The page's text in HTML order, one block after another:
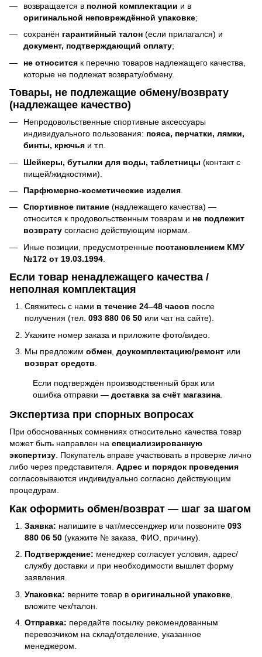
возвращается в полной комплектации и в
оригинальной неповреждённой упаковке;
сохранён гарантийный талон (если прилагался) и
документ, подтверждающий оплату;
не относится к перечню товаров надлежащего качества,
которые не подлежат возврату/обмену.
Товары, не подлежащие обмену/возврату
(надлежащее качество)
Непродовольственные спортивные аксессуары
индивидуального пользования: пояса, перчатки, лямки,
бинты, крючья и т.п.
Шейкеры, бутылки для воды, таблетницы (контакт с
пищей/жидкостями).
Парфюмерно-косметические изделия
Спортивное питание (надлежащего качества) —
относится к продовольственным товарам и не подлежит
возврату согласно действующим нормам.
Иные позиции, предусмотренные постановлением КМУ
№172 от 19.03.1994
Если товар ненадлежащего качества /
неполная комплектация
Свяжитесь с нами в течение 24–48 часов после
получения (тел. 093 880 06 50 или чат на сайте).
Укажите номер заказа и приложите фото/видео.
Мы предложим обмен доукомплектацию/ремонт или
возврат средств
Если подтверждён производственный брак или
ошибка отправки — доставка за счёт магазина
Экспертиза при спорных вопросах
При обоснованных сомнениях относительно качества товар
может быть направлен на специализированную
экспертизу. Покупатель вправе участвовать в проверке лично
либо через представителя. Адрес и порядок проведения
согласовываются индивидуально согласно действующим
процедурам.
Как оформить обмен/возврат — шаг за шагом
Заявка: напишите в чат/мессенджер или позвоните 093
880 06 50 (укажите № заказа, ФИО, причину).
Подтверждение: менеджер согласует условия, адрес/
службу доставки и при необходимости вышлет форму
заявления.
Упаковка: верните товар в оригинальной упаковке
вложите чек/талон.
Отправка: передайте посылку рекомендованным
перевозчиком на склад/отделение, указанное
менеджером.